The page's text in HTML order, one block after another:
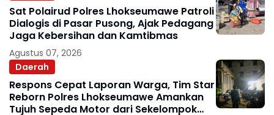
Sat Polairud Polres Lhokseumawe Patroli
Dialogis di Pasar Pusong, Ajak Pedagang
Jaga Kebersihan dan Kamtibmas
Agustus 07, 2026
Daerah
Respons Cepat Laporan Warga, Tim Star
Reborn Polres Lhokseumawe Amankan
Tujuh Sepeda Motor dari Sekelompok